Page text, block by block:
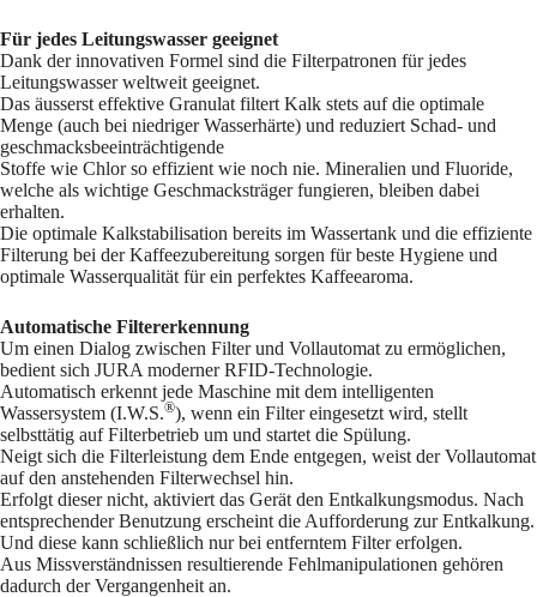
Für jedes Leitungswasser geeignet
Dank der innovativen Formel sind die Filterpatronen für jedes
Leitungswasser weltweit geeignet.
Das äusserst effektive Granulat filtert Kalk stets auf die optimale
Menge (auch bei niedriger Wasserhärte) und reduziert Schad- und
geschmacksbeeinträchtigende
Stoffe wie Chlor so effizient wie noch nie. Mineralien und Fluoride,
welche als wichtige Geschmacksträger fungieren, bleiben dabei
erhalten.
Die optimale Kalkstabilisation bereits im Wassertank und die effiziente
Filterung bei der Kaffeezubereitung sorgen für beste Hygiene und
optimale Wasserqualität für ein perfektes Kaffeearoma.
Automatische Filtererkennung
Um einen Dialog zwischen Filter und Vollautomat zu ermöglichen,
bedient sich JURA moderner RFID-Technologie.
Automatisch erkennt jede Maschine mit dem intelligenten
Wassersystem (I.W.S.®), wenn ein Filter eingesetzt wird, stellt
selbsttätig auf Filterbetrieb um und startet die Spülung.
Neigt sich die Filterleistung dem Ende entgegen, weist der Vollautomat
auf den anstehenden Filterwechsel hin.
Erfolgt dieser nicht, aktiviert das Gerät den Entkalkungsmodus. Nach
entsprechender Benutzung erscheint die Aufforderung zur Entkalkung.
Und diese kann schließlich nur bei entferntem Filter erfolgen.
Aus Missverständnissen resultierende Fehlmanipulationen gehören
dadurch der Vergangenheit an.